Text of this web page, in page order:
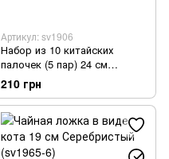
Артикул: sv1906
Набор из 10 китайских
палочек (5 пар) 24 см
Разноцветные (sv1906)
210 грн